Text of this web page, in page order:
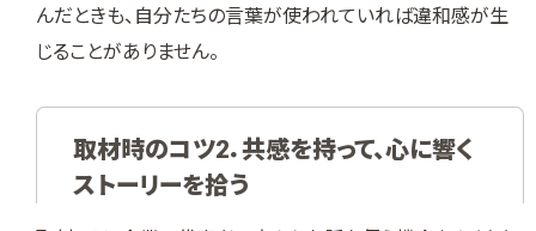
んだときも、自分たちの言葉が使われていれば違和感が生
じることがありません。
取材時のコツ2．共感を持って、心に響く
ストーリーを拾う